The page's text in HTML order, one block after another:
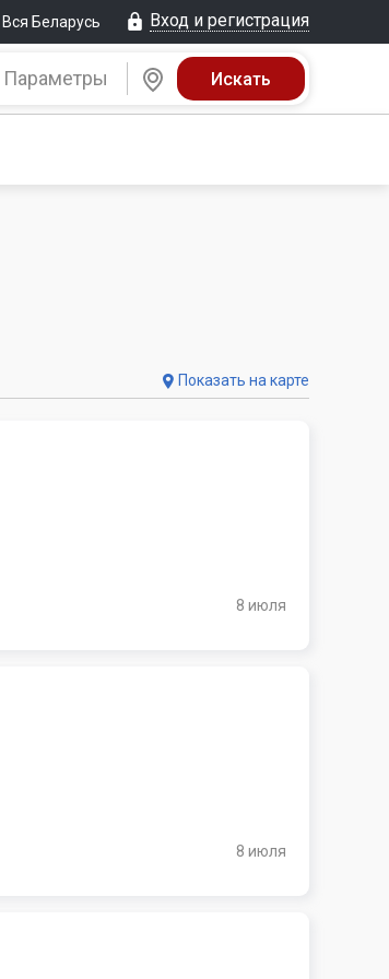
Вся Беларусь Вход и регистрация
Параметры
Показать на карте
8 июля
8 июля